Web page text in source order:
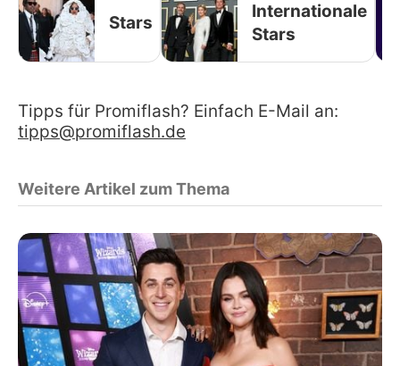
Stars
Internationale
Stars
Tipps für Promiflash? Einfach E-Mail an:
tipps@promiflash.de
Weitere Artikel zum Thema